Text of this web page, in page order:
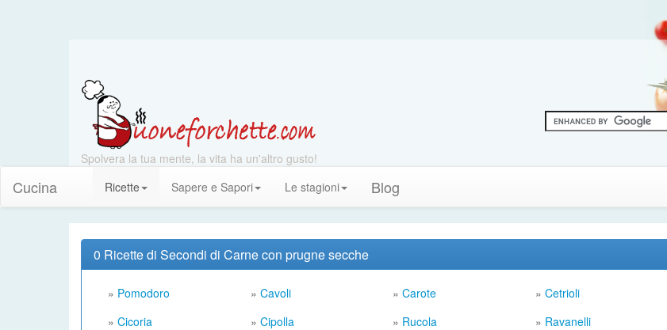
Spolvera la tua mente, la vita ha un'altro gusto!
Cucina Ricette Sapere e Sapori Le stagioni Blog
0 Ricette di Secondi di Carne con prugne secche
» Pomodoro » Cavoli » Carote » Cetrioli
» Cicoria » Cipolla » Rucola » Ravanelli